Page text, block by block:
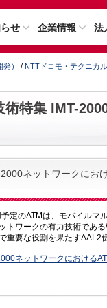
せ 企業情報 法
） / NTTドコモ・テクニカ
特集 IMT-
ネットワークに
定のATMは、モバイルマ
トワークの有力技術であ
重要な役割を果たすAAL2
ネットワークにおける